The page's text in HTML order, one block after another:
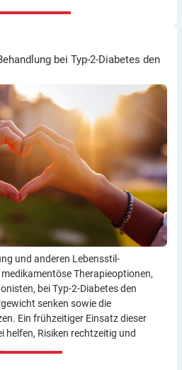
bei Typ-2-Diabetes den
bei Typ-2-Diabetes den
und anderen Lebensstil­
Therapie­optionen,
bei Typ-2-Diabetes den
senken sowie die
Ein frühzeitiger Einsatz dieser
helfen, Risiken rechtzeitig und